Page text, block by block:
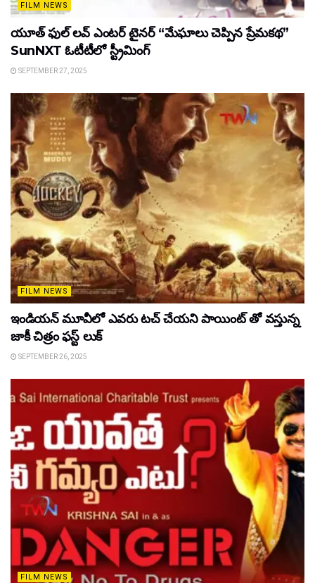
FILM NEWS
యూత్ ఫుల్ లవ్ ఎంటర్ టైనర్ “మేఘాలు చెప్పిన ప్రేమకథ”
SunNXT ఓటీటీలో స్ట్రీమింగ్
SEPTEMBER 27, 2025
FILM NEWS
ఇండియన్ మూవీలో ఎవరు టచ్ చేయని పాయింట్ తో వస్తున్న
జాకీ చిత్రం ఫస్ట్ లుక్
SEPTEMBER 26, 2025
FILM NEWS